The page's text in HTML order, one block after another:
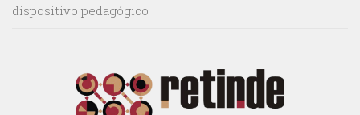
dispositivo pedagógico